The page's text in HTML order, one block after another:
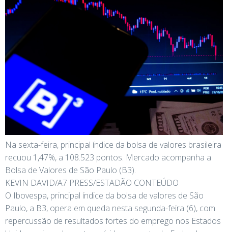
Na sexta-feira, principal índice da bolsa de valores brasileira
recuou 1,47%, a 108.523 pontos. Mercado acompanha a
Bolsa de Valores de São Paulo (B3).
KEVIN DAVID/A7 PRESS/ESTADÃO CONTEÚDO
O Ibovespa, principal índice da bolsa de valores de São
Paulo, a B3, opera em queda nesta segunda-feira (6), com
repercussão de resultados fortes do emprego nos Estados